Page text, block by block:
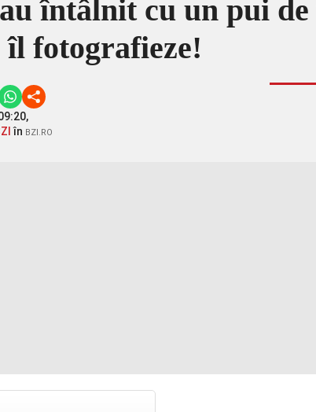
întâlnit cu un pui
fotografieze!
în BZI.RO